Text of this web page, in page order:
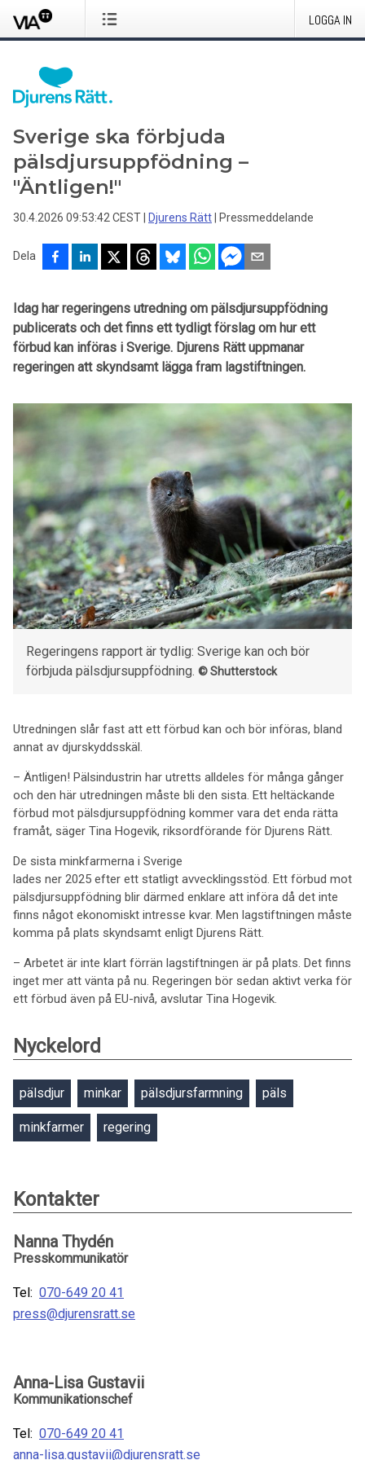
LOGGA IN
Sverige ska förbjuda
pälsdjursuppfödning –
"Äntligen!"
30.4.2026 09:53:42 CEST Djurens Rätt Pressmeddelande
Dela
Idag har regeringens utredning om pälsdjursuppfödning
publicerats och det finns ett tydligt förslag om hur ett
förbud kan införas i Sverige. Djurens Rätt uppmanar
regeringen att skyndsamt lägga fram lagstiftningen.
Regeringens rapport är tydlig: Sverige kan och bör
förbjuda pälsdjursuppfödning. © Shutterstock
Utredningen slår fast att ett förbud kan och bör införas, bland
annat av djurskyddsskäl.
– Äntligen! Pälsindustrin har utretts alldeles för många gånger
och den här utredningen måste bli den sista. Ett heltäckande
förbud mot pälsdjursuppfödning kommer vara det enda rätta
framåt, säger Tina Hogevik, riksordförande för Djurens Rätt.
De sista minkfarmerna i Sverige
lades ner 2025 efter ett statligt avvecklingsstöd. Ett förbud mot
pälsdjursuppfödning blir därmed enklare att införa då det inte
finns något ekonomiskt intresse kvar. Men lagstiftningen måste
komma på plats skyndsamt enligt Djurens Rätt.
– Arbetet är inte klart förrän lagstiftningen är på plats. Det finns
inget mer att vänta på nu. Regeringen bör sedan aktivt verka för
ett förbud även på EU-nivå, avslutar Tina Hogevik.
Nyckelord
pälsdjur minkar pälsdjursfarmning päls
minkfarmer regering
Kontakter
Nanna Thydén
Presskommunikatör
Tel: 070-649 20 41
press@djurensratt.se
Anna-Lisa Gustavii
Kommunikationschef
Tel: 070-649 20 41
anna-lisa.gustavii@djurensratt.se